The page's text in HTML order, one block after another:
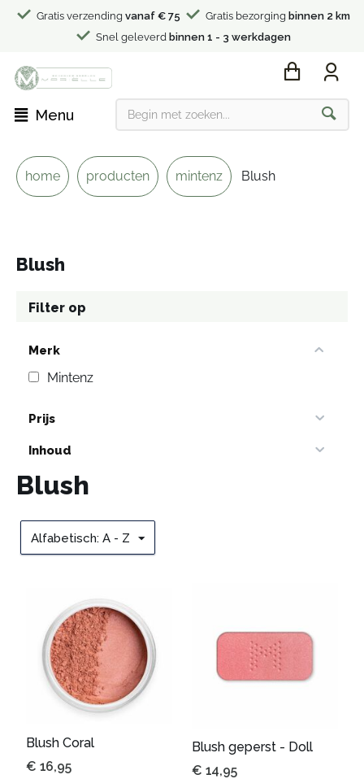
Gratis verzending vanaf € 75 Gratis bezorging binnen 2 km
Snel geleverd binnen 1 - 3 werkdagen
Menu
home producten mintenz Blush
Blush
Filter op
Merk
Mintenz
Prijs
Inhoud
Blush
Alfabetisch: A - Z
Blush Coral
€ 16,95
Blush geperst - Doll
€ 14,95